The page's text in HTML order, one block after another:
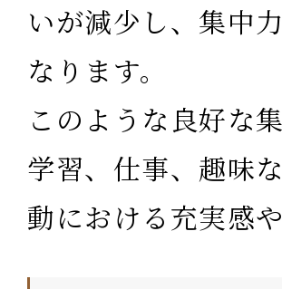
いが減少し、集中
なります。
このような良好な
学習、仕事、趣味
動における充実感